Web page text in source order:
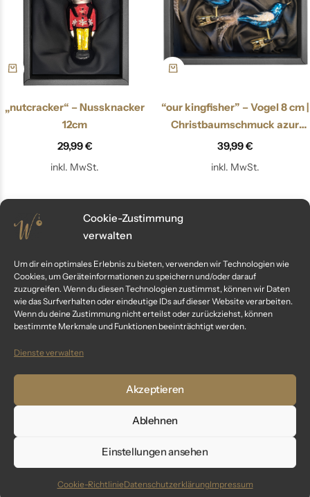
Cookie-Zustimmung
verwalten
Um dir ein optimales Erlebnis zu bieten, verwenden wir Technologien wie
Cookies, um Geräteinformationen zu speichern und/oder darauf
zuzugreifen. Wenn du diesen Technologien zustimmst, können wir Daten
wie das Surfverhalten oder eindeutige IDs auf dieser Website verarbeiten.
Wenn du deine Zustimmung nicht erteilst oder zurückziehst, können
bestimmte Merkmale und Funktionen beeinträchtigt werden.
Dienste verwalten
Akzeptieren
Ablehnen
Einstellungen ansehen
Cookie-RichtlinieDatenschutzerklärungImpressum
„nutcracker“ – Nussknacker
12cm
29,99€
inkl. MwSt.
“our kingfisher” – Vogel 8 cm |
Christbaumschmuck azur
blau
39,99€
inkl. MwSt.
Christbaumschmuck blau
matt
34,99€
-23%
Weihnachtskugeln blau matt